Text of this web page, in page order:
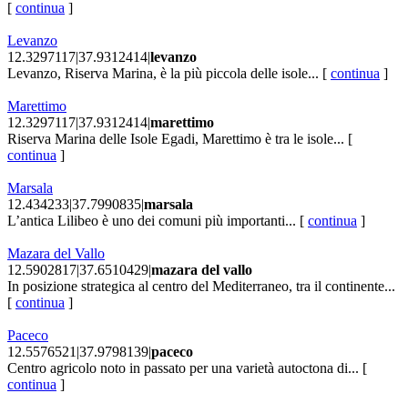
[ continua ]
Levanzo
12.3297117|37.9312414|levanzo
Levanzo, Riserva Marina, è la più piccola delle isole... [ continua ]
Marettimo
12.3297117|37.9312414|marettimo
Riserva Marina delle Isole Egadi, Marettimo è tra le isole... [
continua ]
Marsala
12.434233|37.7990835|marsala
L’antica Lilibeo è uno dei comuni più importanti... [ continua ]
Mazara del Vallo
12.5902817|37.6510429|mazara del vallo
In posizione strategica al centro del Mediterraneo, tra il continente...
[ continua ]
Paceco
12.5576521|37.9798139|paceco
Centro agricolo noto in passato per una varietà autoctona di... [
continua ]